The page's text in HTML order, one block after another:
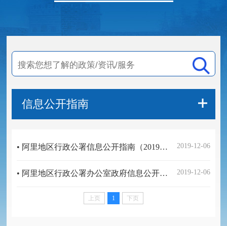
信息公开指南
2019-12-06
• 阿里地区行政公署信息公开指南（2019年新增指南）
2019-12-06
• 阿里地区行政公署办公室政府信息公开申请表
上页 1 下页